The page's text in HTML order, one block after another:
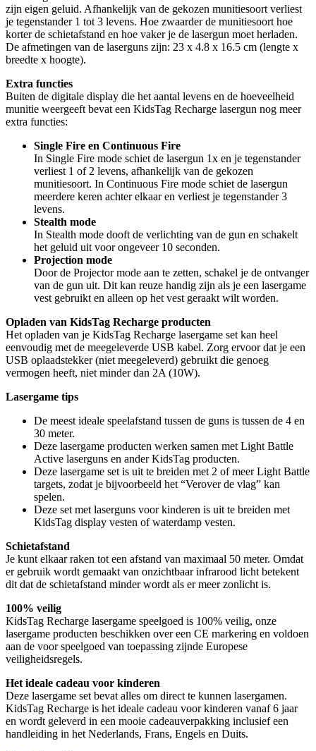
zijn eigen geluid. Afhankelijk van de gekozen munitiesoort verliest
je tegenstander 1 tot 3 levens. Hoe zwaarder de munitiesoort hoe
korter de schietafstand en hoe vaker je de lasergun moet herladen.
De afmetingen van de laserguns zijn: 23 x 4.8 x 16.5 cm (lengte x
breedte x hoogte).
Extra functies
Buiten de digitale display die het aantal levens en de hoeveelheid
munitie weergeeft bevat een KidsTag Recharge lasergun nog meer
extra functies:
Single Fire en Continuous Fire
In Single Fire mode schiet de lasergun 1x en je tegenstander
verliest 1 of 2 levens, afhankelijk van de gekozen
munitiesoort. In Continuous Fire mode schiet de lasergun
meerdere keren achter elkaar en verliest je tegenstander 3
levens.
Stealth mode
In Stealth mode dooft de verlichting van de gun en schakelt
het geluid uit voor ongeveer 10 seconden.
Projection mode
Door de Projector mode aan te zetten, schakel je de ontvanger
van de gun uit. Dit kan reuze handig zijn als je een lasergame
vest gebruikt en alleen op het vest geraakt wilt worden.
Opladen van KidsTag Recharge producten
Het opladen van je KidsTag Recharge lasergame set kan heel
eenvoudig met de meegeleverde USB kabel. Zorg ervoor dat je een
USB oplaadstekker (niet meegeleverd) gebruikt die genoeg
vermogen heeft, niet minder dan 2A (10W).
Lasergame tips
De meest ideale speelafstand tussen de guns is tussen de 4 en
30 meter.
Deze lasergame producten werken samen met Light Battle
Active laserguns en ander KidsTag producten.
Deze lasergame set is uit te breiden met 2 of meer Light Battle
targets, zodat je bijvoorbeeld het “Verover de vlag” kan
spelen.
Deze set met laserguns voor kinderen is uit te breiden met
KidsTag display vesten of waterdamp vesten.
Schietafstand
Je kunt elkaar raken tot een afstand van maximaal 50 meter. Omdat
er gebruik wordt gemaakt van onzichtbaar infrarood licht betekent
dit dat de schietafstand minder wordt als er meer zonlicht is.
100% veilig
KidsTag Recharge lasergame speelgoed is 100% veilig, onze
lasergame producten beschikken over een CE markering en voldoen
aan de voor speelgoed van toepassing zijnde Europese
veiligheidsregels.
Het ideale cadeau voor kinderen
Deze lasergame set bevat alles om direct te kunnen lasergamen.
KidsTag Recharge is het ideale cadeau voor kinderen vanaf 6 jaar
en wordt geleverd in een mooie cadeauverpakking inclusief een
handleiding in het Nederlands, Frans, Engels en Duits.